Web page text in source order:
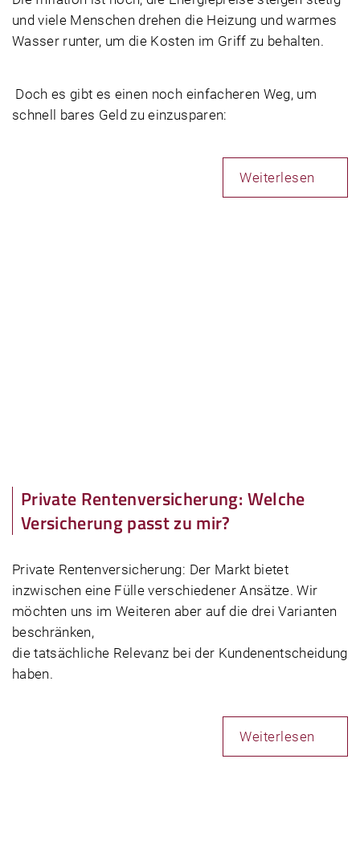
und viele Menschen drehen die Heizung und warmes
Wasser runter, um die Kosten im Griff zu behalten.
Doch es gibt es einen noch einfacheren Weg, um
schnell bares Geld zu einzusparen:
Weiterlesen
Private Rentenversicherung: Welche
Versicherung passt zu mir?
Private Rentenversicherung: Der Markt bietet
inzwischen eine Fülle verschiedener Ansätze. Wir
möchten uns im Weiteren aber auf die drei Varianten
beschränken,
die tatsächliche Relevanz bei der Kundenentscheidung
haben.
Weiterlesen